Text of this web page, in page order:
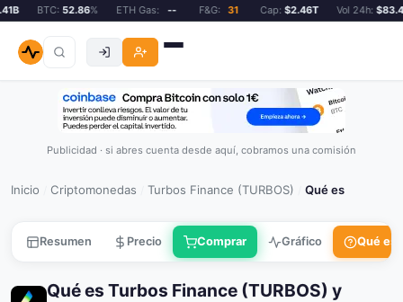
BTC:52.86% ETH Gas: -- F&G: 31 Cap:$2.46T Vol 24h:$83.41B
Publicidad · si abres cuenta desde aquí, cobramos una comisión
Inicio Criptomonedas Turbos Finance (TURBOS) Qué es
Resumen Precio Comprar Gráfico Qué es
Qué es Turbos Finance (TURBOS) y